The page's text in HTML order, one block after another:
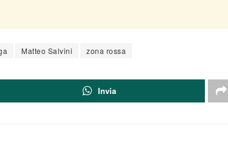
Matteo Salvini zona rossa
Invia